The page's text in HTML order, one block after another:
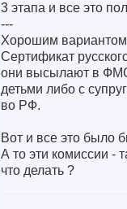
3 этапа и все это
---
Хорошим вариантом
Сертификат
они высылают в ФМС
детьми либо с
во РФ.
Вот и все это было
А то эти комиссии -
что делать ?